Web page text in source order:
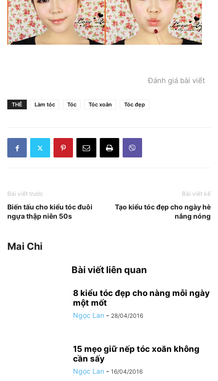
Đánh giá bài viết
THẺ Làm tóc Tóc Tóc xoắn Tóc đẹp
Bài viết trước
Biến tấu cho kiểu tóc đuôi
ngựa thập niên 50s
Bài viết kế
Tạo kiểu tóc đẹp cho ngày hè
nắng nóng
Mai Chi
Bài viết liên quan
8 kiểu tóc đẹp cho nàng mỗi ngày
một mốt
Ngọc Lan - 28/04/2016
15 mẹo giữ nếp tóc xoăn không
cần sấy
Ngọc Lan - 16/04/2016